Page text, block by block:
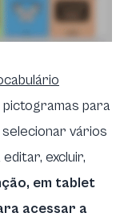
para
vários
excluir,
em tablet
acessar a